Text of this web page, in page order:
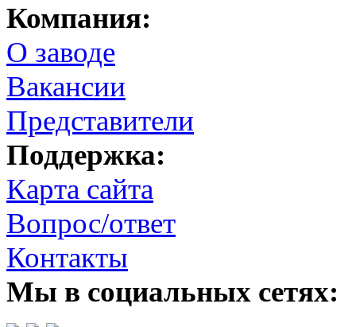
Компания:
О заводе
Вакансии
Представители
Поддержка:
Карта сайта
Вопрос/ответ
Контакты
Мы в социальных сетях: